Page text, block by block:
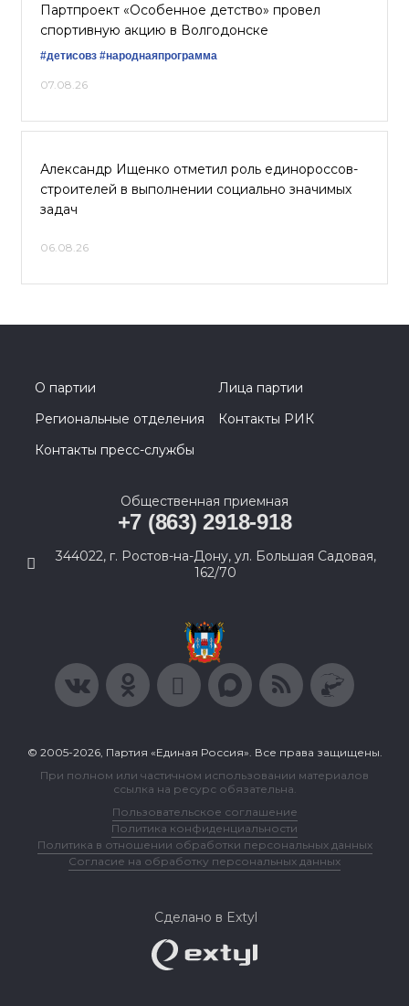
Партпроект «Особенное детство» провел
спортивную акцию в Волгодонске
#детисовз #народнаяпрограмма
07.08.26
Александр Ищенко отметил роль единороссов-
строителей в выполнении социально значимых
задач
06.08.26
О партии
Лица партии
Региональные отделения
Контакты РИК
Контакты пресс-службы
Общественная приемная
+7 (863) 2918-918
344022, г. Ростов-на-Дону, ул. Большая Садовая,
162/70
© 2005-2026, Партия «Единая Россия». Все права защищены.
При полном или частичном использовании материалов
ссылка на ресурс обязательна.
Пользовательское соглашение
Политика конфиденциальности
Политика в отношении обработки персональных данных
Согласие на обработку персональных данных
Сделано в Extyl